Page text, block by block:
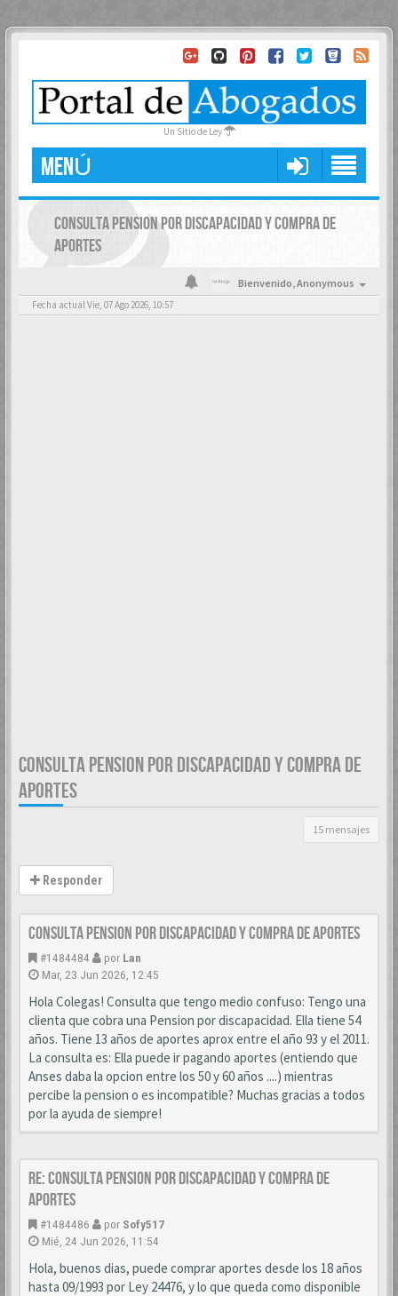
Un Sitio de Ley
MENÚ
CONSULTA PENSION POR DISCAPACIDAD Y COMPRA DE
APORTES
Bienvenido,Anonymous
Fecha actual Vie, 07 Ago 2026, 10:57
CONSULTA PENSION POR DISCAPACIDAD Y COMPRA DE
APORTES
15 mensajes
Responder
CONSULTA PENSION POR DISCAPACIDAD Y COMPRA DE APORTES
#1484484 por Lan
Mar, 23 Jun 2026, 12:45
Hola Colegas! Consulta que tengo medio confuso: Tengo una
clienta que cobra una Pension por discapacidad. Ella tiene 54
años. Tiene 13 años de aportes aprox entre el año 93 y el 2011.
La consulta es: Ella puede ir pagando aportes (entiendo que
Anses daba la opcion entre los 50 y 60 años ....) mientras
percibe la pension o es incompatible? Muchas gracias a todos
por la ayuda de siempre!
Re: CONSULTA PENSION POR DISCAPACIDAD Y COMPRA DE
APORTES
#1484486 por Sofy517
Mié, 24 Jun 2026, 11:54
Hola, buenos dias, puede comprar aportes desde los 18 años
hasta 09/1993 por Ley 24476, y lo que queda como disponible